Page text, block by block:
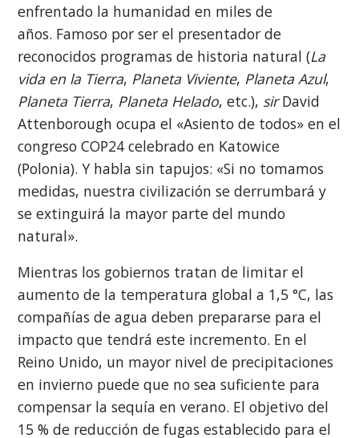
enfrentado la humanidad en miles de
años. Famoso por ser el presentador de
reconocidos programas de historia natural (La
vida en la Tierra, Planeta Viviente, Planeta Azul,
Planeta Tierra, Planeta Helado, etc.), sirDavid
Attenborough ocupa el «Asiento de todos» en el
congreso COP24 celebrado en Katowice
(Polonia). Y habla sin tapujos: «Si no tomamos
medidas, nuestra civilización se derrumbará y
se extinguirá la mayor parte del mundo
natural».
Mientras los gobiernos tratan de limitar el
aumento de la temperatura global a 1,5 °C, las
compañías de agua deben prepararse para el
impacto que tendrá este incremento. En el
Reino Unido, un mayor nivel de precipitaciones
en invierno puede que no sea suficiente para
compensar la sequía en verano. El objetivo del
15 % de reducción de fugas establecido para el